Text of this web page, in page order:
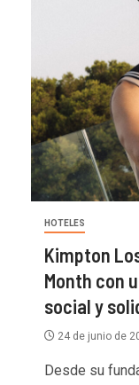
HOTELES
Kimpton
Month con
social y
24 de junio de
Desde su